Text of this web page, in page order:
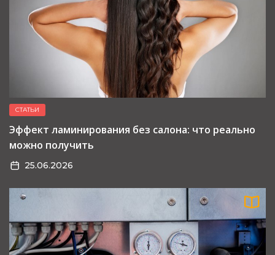
СТАТЬИ
Эффект ламинирования без салона: что реально
можно получить
25.06.2026